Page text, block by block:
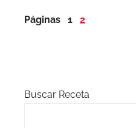
Páginas 1 2
Buscar Receta